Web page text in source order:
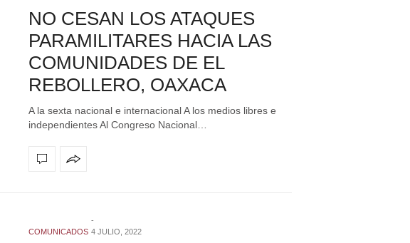
NO CESAN LOS ATAQUES
PARAMILITARES HACIA LAS
COMUNIDADES DE EL
REBOLLERO, OAXACA
A la sexta nacional e internacional A los medios libres e
independientes Al Congreso Nacional…
COMUNICADOS 4 JULIO, 2022